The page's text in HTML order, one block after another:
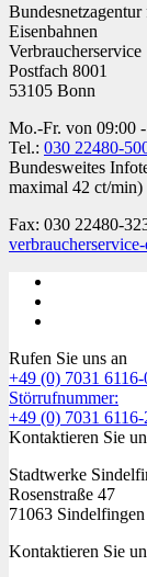
Eisenbahnen
Verbraucherservice
Postfach 8001
53105 Bonn
Mo.-Fr. von 09:00
Tel.: 030 22480-
Bundesweites
maximal 42 ct/min)
Fax: 030 22480-
Rufen Sie uns an
+49 (0) 7031 6116-
Störrufnummer:
+49 (0) 7031 6116-
Kontaktieren Sie
Stadtwerke
Rosenstraße 47
71063 Sindelfingen
Kontaktieren Sie